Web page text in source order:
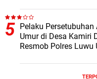
Pelaku
Umur di Desa Kamiri
Resmob Polres Luwu